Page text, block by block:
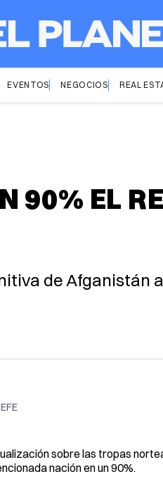
EVENTOS NEGOCIOS REAL
90% EL
de Afganistán
sobre las tropas
nación en un 90%.